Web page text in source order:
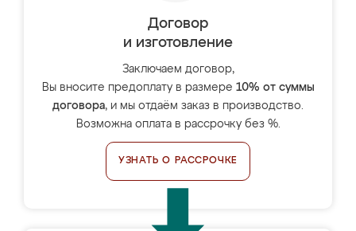
Договор
и изготовление
Заключаем договор,
Вы вносите предоплату в размере 10% от суммы
договора, и мы отдаём заказ в производство.
Возможна оплата в рассрочку без %.
УЗНАТЬ О РАССРОЧКЕ